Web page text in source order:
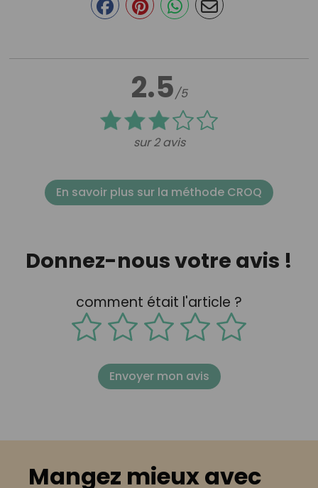
2.5/5
sur 2 avis
En savoir plus sur la méthode CROQ
Donnez-nous votre avis !
comment était l'article ?
Envoyer mon avis
Mangez mieux avec